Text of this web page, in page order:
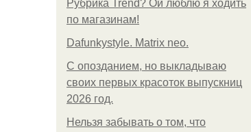
Рубрика Trend? Ой люблю я ходить
по магазинам!
Dafunkystyle. Matrix neo.
С опозданием, но выкладываю
своих первых красоток выпускниц
2026 год.
Нельзя забывать о том, что